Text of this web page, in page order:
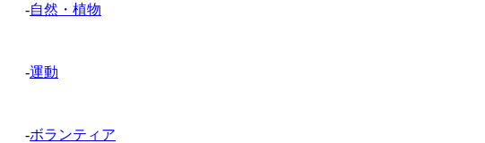
-自然・植物
-運動
-ボランティア